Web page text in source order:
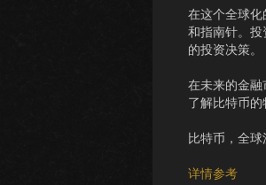
在这个全球
和指南针。
的投资决策。
在未来的金
了解比特币
比特币，全
详情参考